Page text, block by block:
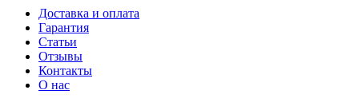
Доставка и оплата
Гарантия
Статьи
Отзывы
Контакты
О нас